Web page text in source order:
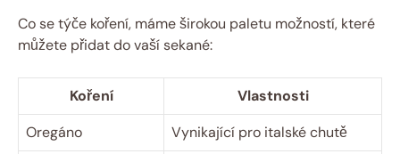
Co se týče koření, máme širokou paletu možností, které
můžete přidat do vaší sekané:
Koření
Vlastnosti
Oregáno
Vynikající pro italské chutě